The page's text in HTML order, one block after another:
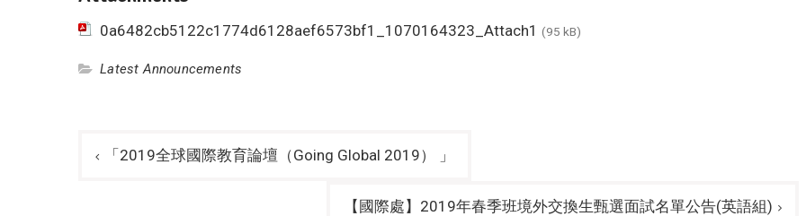
0a6482cb5122c1774d6128aef6573bf1_1070164323_Attach1 (95 kB)
Latest Announcements
Post「2019全球國際教育論壇（Going Global 2019） 」
【國際處】2019年春季班境外交換生甄選面試名單公告(英語組)